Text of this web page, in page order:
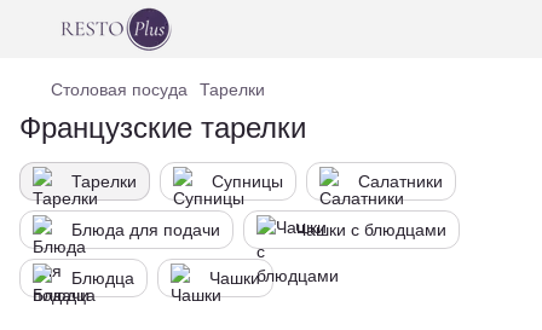
Столовая посуда Тарелки
Французские тарелки
Тарелки Супницы Салатники
Блюда для подачи Чашки с блюдцами
Блюдца Чашки